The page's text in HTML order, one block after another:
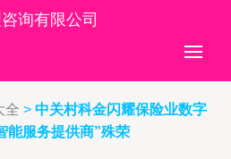
询有限公司
全 > 中关村科金闪耀保险业数字
能服务提供商”殊荣